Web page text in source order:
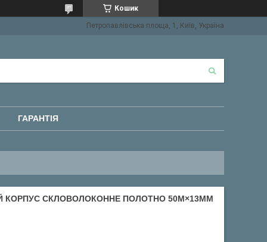
Кошик
Петропавлівська площа, 1, Київ, Україна
ГАРАНТІЯ
КОРПУС СКЛОВОЛОКОННЕ ПОЛОТНО 50М×13ММ